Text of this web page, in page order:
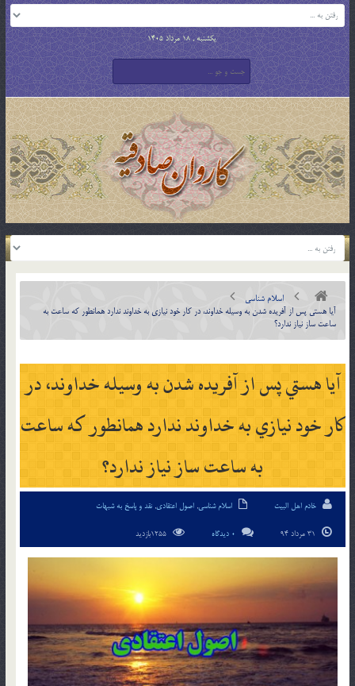
یکشنبه , 18 مرداد 1405
اسلام شناسی
آيا هستي پس از آفريده شدن به وسيله خداوند، در کار خود نيازي به خداوند ندارد همانطور که ساعت به
ساعت ساز نياز ندارد؟
آيا هستي پس از آفريده شدن به وسيله خداوند، در
کار خود نيازي به خداوند ندارد همانطور که ساعت
به ساعت ساز نياز ندارد؟
خادم اهل البیت اسلام شناسی, اصول اعتقادی, نقد و پاسخ به شبهات
0 دیدگاه